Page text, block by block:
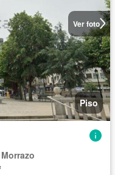
Ver foto
Piso